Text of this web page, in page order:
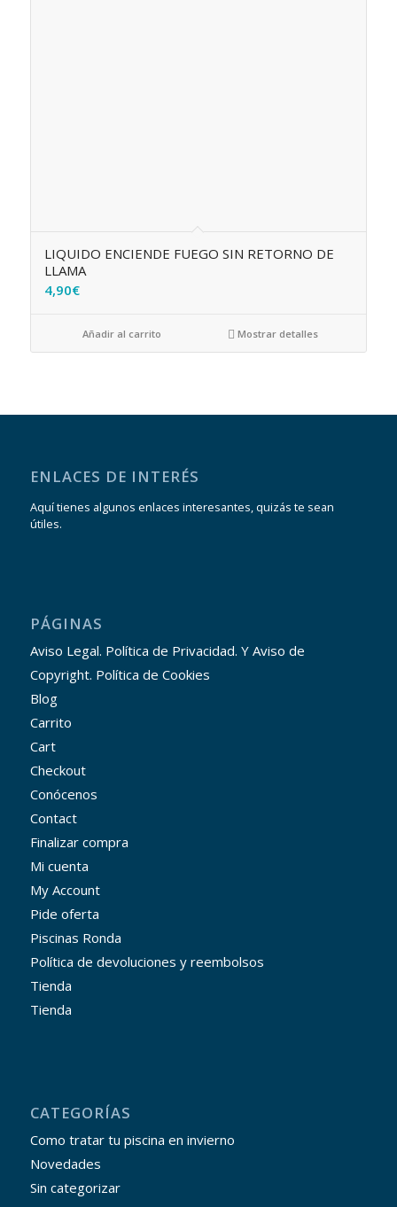
LIQUIDO ENCIENDE FUEGO SIN RETORNO DE
LLAMA
4,90€
Añadir al carrito Mostrar detalles
ENLACES DE INTERÉS
Aquí tienes algunos enlaces interesantes, quizás te sean
útiles.
PÁGINAS
Aviso Legal. Política de Privacidad. Y Aviso de
Copyright. Política de Cookies
Blog
Carrito
Cart
Checkout
Conócenos
Contact
Finalizar compra
Mi cuenta
My Account
Pide oferta
Piscinas Ronda
Política de devoluciones y reembolsos
Tienda
Tienda
CATEGORÍAS
Como tratar tu piscina en invierno
Novedades
Sin categorizar